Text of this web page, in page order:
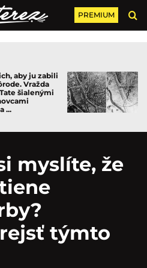
PREMIUM
aby ju zabili
Vražda
šialenými
...
myslíte, že
týmto